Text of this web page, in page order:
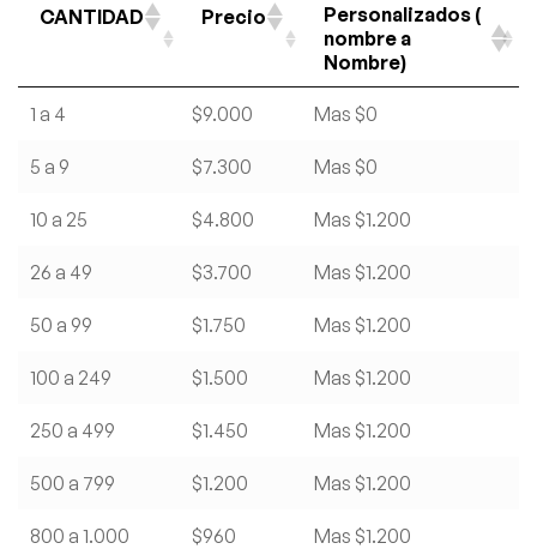
CANTIDAD Precio
Personalizados (
nombre a
Nombre)
1 a 4 $9.000 Mas $0
5 a 9 $7.300 Mas $0
10 a 25 $4.800 Mas $1.200
26 a 49 $3.700 Mas $1.200
50 a 99 $1.750 Mas $1.200
100 a 249 $1.500 Mas $1.200
250 a 499 $1.450 Mas $1.200
500 a 799 $1.200 Mas $1.200
800 a 1.000 $960 Mas $1.200